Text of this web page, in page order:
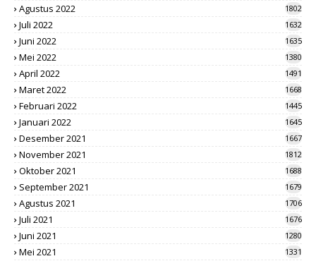
Agustus 2022 1802
Juli 2022 1632
Juni 2022 1635
Mei 2022 1380
April 2022 1491
Maret 2022 1668
Februari 2022 1445
Januari 2022 1645
Desember 2021 1667
November 2021 1812
Oktober 2021 1688
September 2021 1679
Agustus 2021 1706
Juli 2021 1676
Juni 2021 1280
Mei 2021 1331